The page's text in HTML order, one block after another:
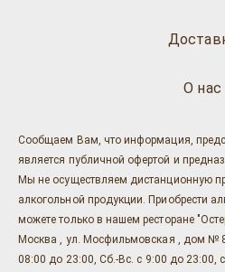
О нас
Сообщаем Вам, что информация,
является публичной офертой и
Мы не осуществляем дистанционную
алкогольной продукции. Приобрести
можете только в нашем ресторане
Москва , ул. Мосфильмовская , дом №
08:00 до 23:00, Сб.-Вс. с 9:00 до 23:00,